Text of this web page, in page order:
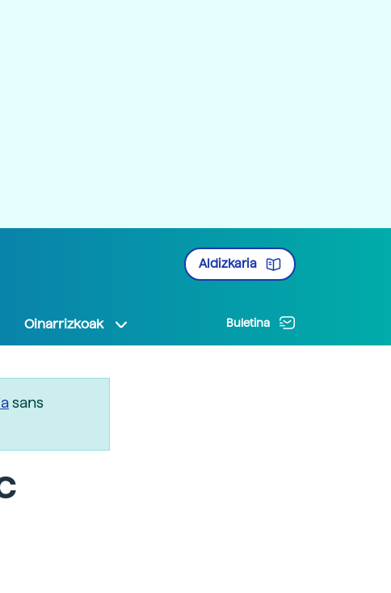
Aldizkaria
Oinarrizkoak Buletina
sans